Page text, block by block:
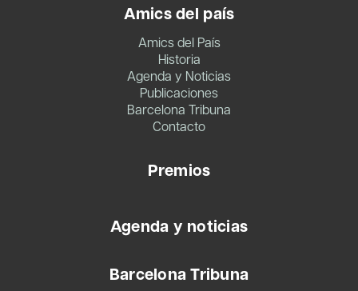
Amics del país
Amics del País
Historia
Agenda y Noticias
Publicaciones
Barcelona Tribuna
Contacto
Premios
Agenda y noticias
Barcelona Tribuna